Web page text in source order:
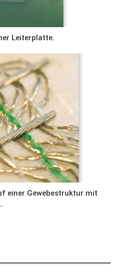
Leiterplatte.
einer Gewebestruktur mit